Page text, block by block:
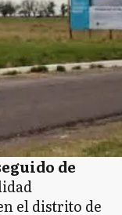
de
el distrito de